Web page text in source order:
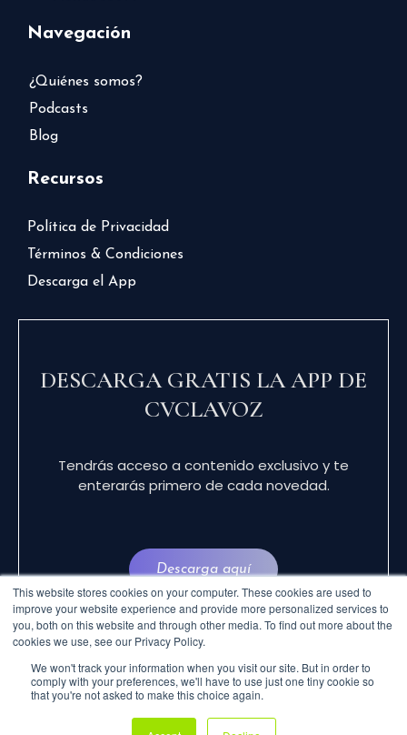
This website stores cookies on your computer. These cookies are used to
improve your website experience and provide more personalized services to
you, both on this website and through other media. To find out more about the
cookies we use, see our Privacy Policy.
We won't track your information when you visit our site. But in order to
comply with your preferences, we'll have to use just one tiny cookie so
that you're not asked to make this choice again.
Navegación
¿Quiénes somos?
Podcasts
Blog
Recursos
Política de Privacidad
Términos & Condiciones
Descarga el App
DESCARGA GRATIS LA APP DE
CVCLAVOZ
Tendrás acceso a contenido exclusivo y te
enterarás primero de cada novedad.
Descarga aquí
© 2024 CVCLAVOZ . TODOS LOS DERECHOS